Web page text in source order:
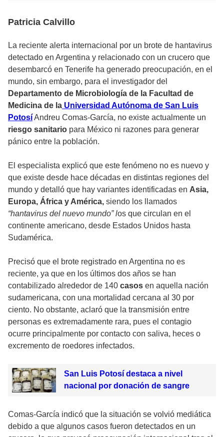
Patricia Calvillo
La reciente alerta internacional por un brote de hantavirus
detectado en Argentina y relacionado con un crucero que
desembarcó en Tenerife ha generado preocupación, en el
mundo, sin embargo, para el investigador del
Departamento de Microbiología de la Facultad de
Medicina de la Universidad Autónoma de San Luis
PotosíAndreu Comas-García, no existe actualmente un
riesgo sanitario para México ni razones para generar
pánico entre la población.
El especialista explicó que este fenómeno no es nuevo y
que existe desde hace décadas en distintas regiones del
mundo y detalló que hay variantes identificadas en Asia,
Europa, África y América, siendo los llamados
“hantavirus del nuevo mundo” los que circulan en el
continente americano, desde Estados Unidos hasta
Sudamérica.
Precisó que el brote registrado en Argentina no es
reciente, ya que en los últimos dos años se han
contabilizado alrededor de 140 casos en aquella nación
sudamericana, con una mortalidad cercana al 30 por
ciento. No obstante, aclaró que la transmisión entre
personas es extremadamente rara, pues el contagio
ocurre principalmente por contacto con saliva, heces o
excremento de roedores infectados.
San Luis Potosí destaca a nivel
nacional por donación de sangre
Comas-García indicó que la situación se volvió mediática
debido a que algunos casos fueron detectados en un